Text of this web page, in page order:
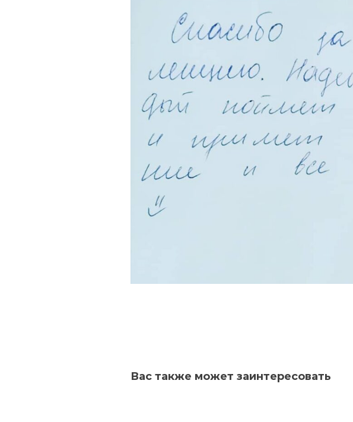
Вас также может заинтересовать